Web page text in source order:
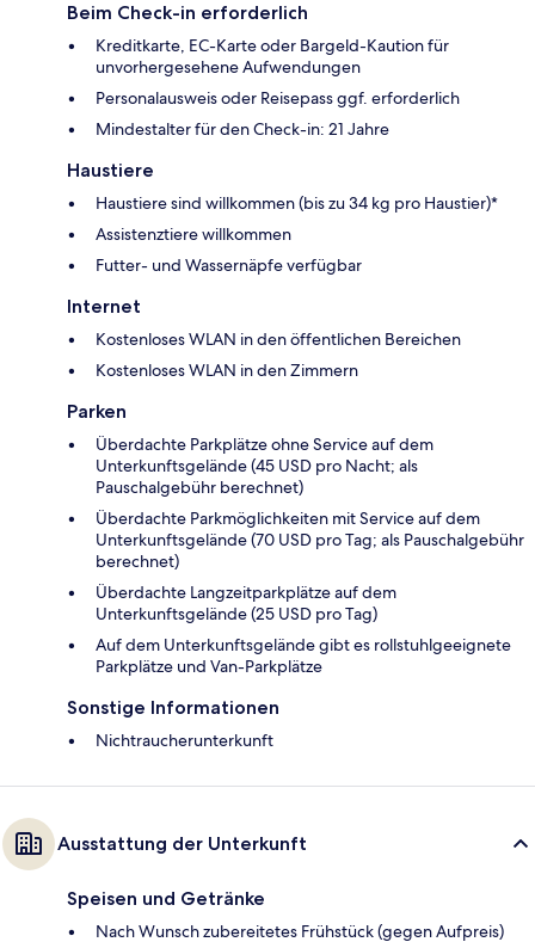
Beim Check-in erforderlich
Kreditkarte, EC-Karte oder Bargeld-Kaution für
unvorhergesehene Aufwendungen
Personalausweis oder Reisepass ggf. erforderlich
Mindestalter für den Check-in: 21 Jahre
Haustiere
Haustiere sind willkommen (bis zu 34 kg pro Haustier)*
Assistenztiere willkommen
Futter- und Wassernäpfe verfügbar
Internet
Kostenloses WLAN in den öffentlichen Bereichen
Kostenloses WLAN in den Zimmern
Parken
Überdachte Parkplätze ohne Service auf dem
Unterkunftsgelände (45 USD pro Nacht; als
Pauschalgebühr berechnet)
Überdachte Parkmöglichkeiten mit Service auf dem
Unterkunftsgelände (70 USD pro Tag; als Pauschalgebühr
berechnet)
Überdachte Langzeitparkplätze auf dem
Unterkunftsgelände (25 USD pro Tag)
Auf dem Unterkunftsgelände gibt es rollstuhlgeeignete
Parkplätze und Van-Parkplätze
Sonstige Informationen
Nichtraucherunterkunft
Ausstattung der Unterkunft
Speisen und Getränke
Nach Wunsch zubereitetes Frühstück (gegen Aufpreis)